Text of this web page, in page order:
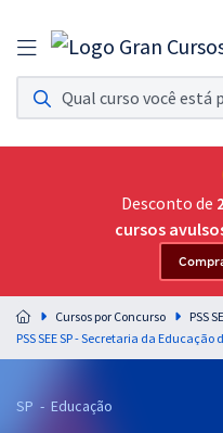
Assinatura Ilimitada 11
Acesso a todos os cursos. Teste
Assinatura OAB Até
Acesso ilimitado a toda
Residências
Preparação completa e intensiva
residências em saúde do Brasil
Desconto de
cursos
Cursos por Concurso
PSS
SP - Educação